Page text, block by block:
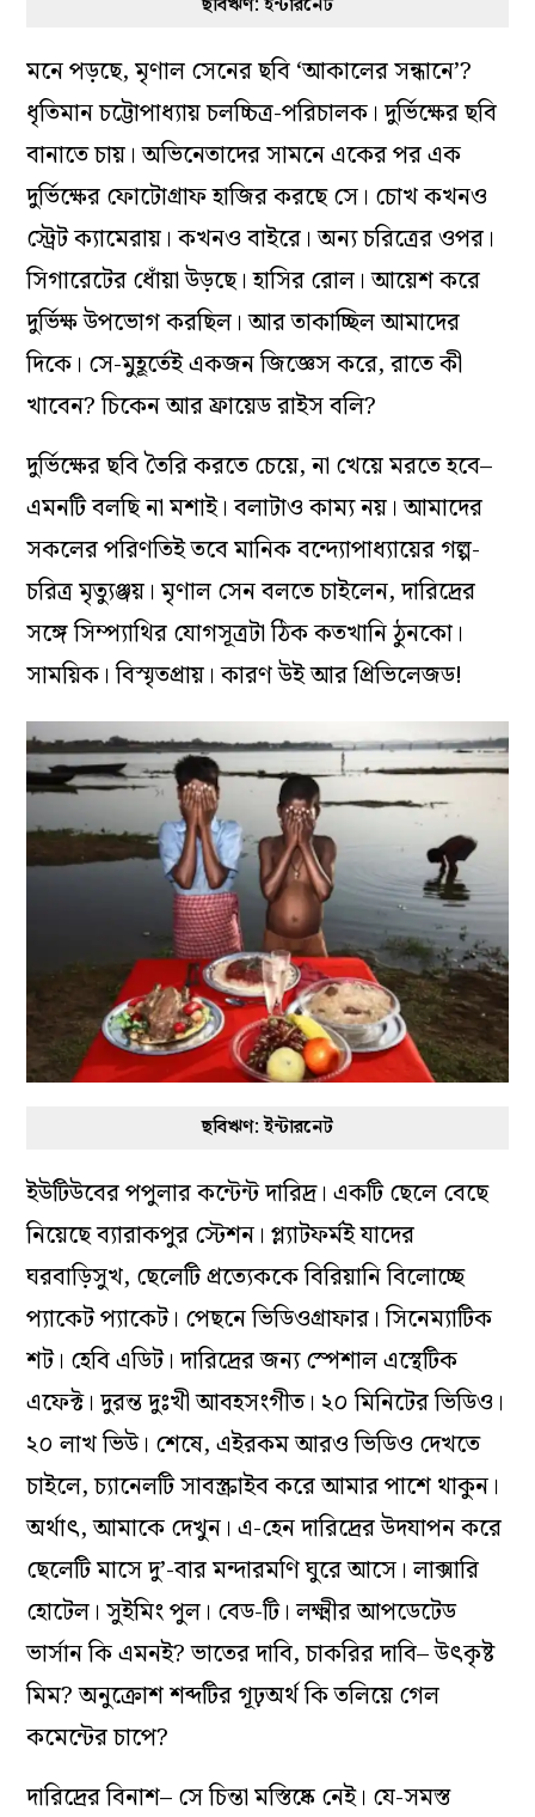
মনে পড়ছে, মৃণাল সেনের ছবি ‘আকালের সন্ধানে’?
ধৃতিমান চট্টোপাধ্যায় চলচ্চিত্র-পরিচালক। দুর্ভিক্ষের ছবি
বানাতে চায়। অভিনেতাদের সামনে একের পর এক
দুর্ভিক্ষের ফোটোগ্রাফ হাজির করছে সে। চোখ কখনও
স্ট্রেট ক্যামেরায়। কখনও বাইরে। অন্য চরিত্রের ওপর।
সিগারেটের ধোঁয়া উড়ছে। হাসির রোল। আয়েশ করে
দুর্ভিক্ষ উপভোগ করছিল। আর তাকাচ্ছিল আমাদের
দিকে। সে-মুহূর্তেই একজন জিজ্ঞেস করে, রাতে কী
খাবেন? চিকেন আর ফ্রায়েড রাইস বলি?
দুর্ভিক্ষের ছবি তৈরি করতে চেয়ে, না খেয়ে মরতে হবে–
এমনটি বলছি না মশাই। বলাটাও কাম্য নয়। আমাদের
সকলের পরিণতিই তবে মানিক বন্দ্যোপাধ্যায়ের গল্প-
চরিত্র মৃত্যুঞ্জয়। মৃণাল সেন বলতে চাইলেন, দারিদ্রের
সঙ্গে সিম্প্যাথির যোগসূত্রটা ঠিক কতখানি ঠুনকো।
সাময়িক। বিস্মৃতপ্রায়। কারণ উই আর প্রিভিলেজড!
ছবিঋণ: ইন্টারনেট
ইউটিউবের পপুলার কন্টেন্ট দারিদ্র। একটি ছেলে বেছে
নিয়েছে ব্যারাকপুর স্টেশন। প্ল্যাটফর্মই যাদের
ঘরবাড়িসুখ, ছেলেটি প্রত্যেককে বিরিয়ানি বিলোচ্ছে
প্যাকেট প্যাকেট। পেছনে ভিডিওগ্রাফার। সিনেম্যাটিক
শট। হেবি এডিট। দারিদ্রের জন্য স্পেশাল এস্থেটিক
এফেক্ট। দুরন্ত দুঃখী আবহসংগীত। ২০ মিনিটের ভিডিও।
২০ লাখ ভিউ। শেষে, এইরকম আরও ভিডিও দেখতে
চাইলে, চ্যানেলটি সাবস্ক্রাইব করে আমার পাশে থাকুন।
অর্থাৎ, আমাকে দেখুন। এ-হেন দারিদ্রের উদযাপন করে
ছেলেটি মাসে দু’-বার মন্দারমণি ঘুরে আসে। লাক্সারি
হোটেল। সুইমিং পুল। বেড-টি। লক্ষ্মীর আপডেটেড
ভার্সান কি এমনই? ভাতের দাবি, চাকরির দাবি– উৎকৃষ্ট
মিম? অনুক্রোশ শব্দটির গূঢ়অর্থ কি তলিয়ে গেল
কমেন্টের চাপে?
দারিদ্রের বিনাশ– সে চিন্তা মস্তিষ্কে নেই। যে-সমস্ত